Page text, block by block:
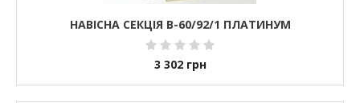
НАВІСНА СЕКЦІЯ В-60/92/1 ПЛАТИНУМ
3 302 грн